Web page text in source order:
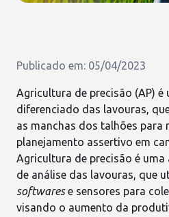
Publicado em: 05/04/2023
Agricultura de precisão (AP) é
diferenciado das lavouras,
as manchas dos talhões para
planejamento assertivo em
Agricultura de precisão é
de análise das lavouras, que
softwarese sensores para
visando o aumento da